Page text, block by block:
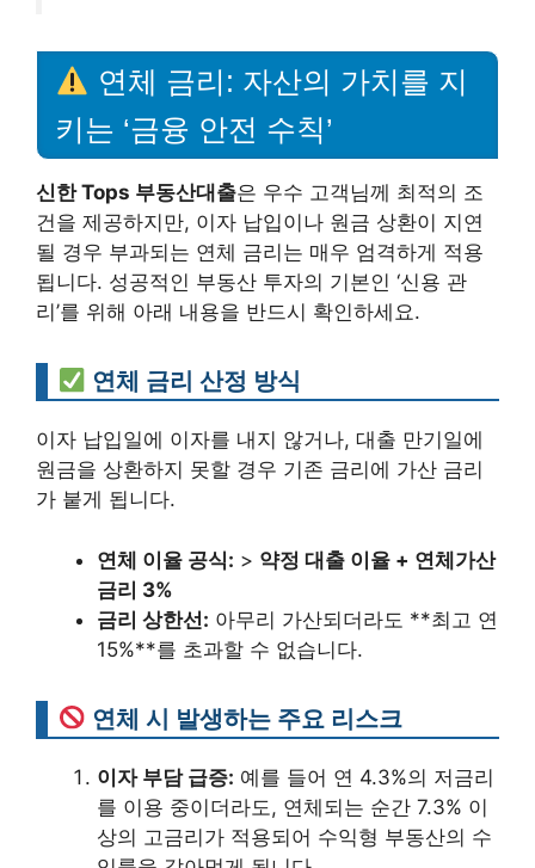
연체 금리: 자산의 가치를 지
키는 ‘금융 안전 수칙’
신한 Tops 부동산대출은 우수 고객님께 최적의 조
건을 제공하지만, 이자 납입이나 원금 상환이 지연
될 경우 부과되는 연체 금리는 매우 엄격하게 적용
됩니다. 성공적인 부동산 투자의 기본인 ‘신용 관
리’를 위해 아래 내용을 반드시 확인하세요.
연체 금리 산정 방식
이자 납입일에 이자를 내지 않거나, 대출 만기일에
원금을 상환하지 못할 경우 기존 금리에 가산 금리
가 붙게 됩니다.
연체 이율 공식: > 약정 대출 이율 + 연체가산
금리 3%
금리 상한선: 아무리 가산되더라도 **최고 연
15%**를 초과할 수 없습니다.
연체 시 발생하는 주요 리스크
이자 부담 급증: 예를 들어 연 4.3%의 저금리
를 이용 중이더라도, 연체되는 순간 7.3% 이
상의 고금리가 적용되어 수익형 부동산의 수